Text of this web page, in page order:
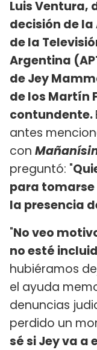
Luis Ventura,
decisión de
de la
Argentina
de Jey
de los Martín
contundente.
antes
con
preguntó: "
para
la presencia
"No veo
no esté
hubiéramos
el ayuda
denuncias
perdido un
sé si Jey va a